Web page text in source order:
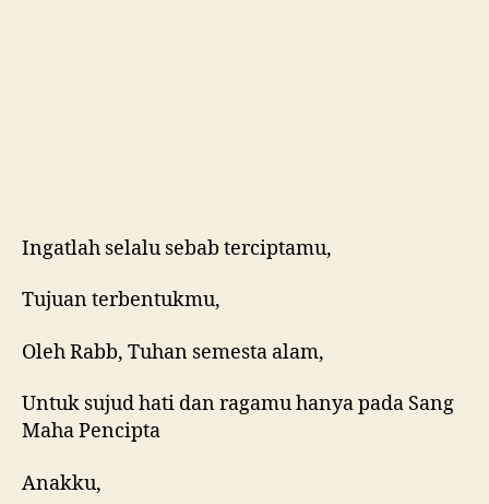
Ingatlah selalu sebab terciptamu,
Tujuan terbentukmu,
Oleh Rabb, Tuhan semesta alam,
Untuk sujud hati dan ragamu hanya pada Sang
Maha Pencipta
Anakku,